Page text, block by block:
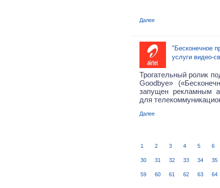
Далее
"Бесконечное
услуги видео-
Трогательный ролик
Goodbye»
запущен рекламным
для
Далее
1 2 3 4 5 6
30 31 32 33 34 35
59 60 61 62 63 64